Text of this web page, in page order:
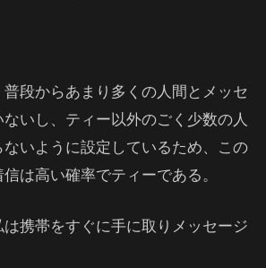
段からあまり多くの人間とメッセ
いし、ティー以外のごく少数の人
いように設定しているため、この
は高い確率でティーである。
携帯をすぐに手に取りメッセージ